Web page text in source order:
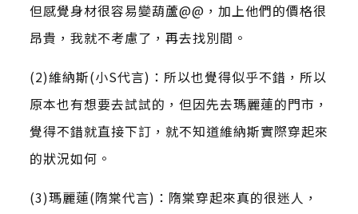
但感覺身材很容易變葫蘆@@，加上他們的價格很
昂貴，我就不考慮了，再去找別間。
(2)維納斯(小S代言)：所以也覺得似乎不錯，所以
原本也有想要去試試的，但因先去瑪麗蓮的門市，
覺得不錯就直接下訂，就不知道維納斯實際穿起來
的狀況如何。
(3)瑪麗蓮(隋棠代言)：隋棠穿起來真的很迷人，